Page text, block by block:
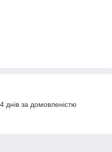
днів за домовленістю